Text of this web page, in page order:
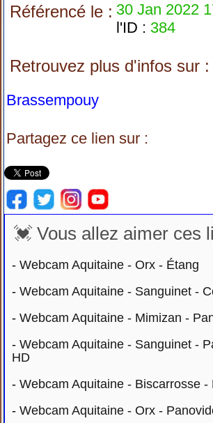
Référencé le : 30 Jan 2022
l'ID : 384
Retrouvez plus d'infos sur :
Brassempouy
Partagez ce lien sur :
💓 Vous allez aimer ces
-Webcam Aquitaine - Orx - Étang
-Webcam Aquitaine - Sanguinet -
-Webcam Aquitaine - Mimizan -
-Webcam Aquitaine - Sanguinet -
HD
-Webcam Aquitaine - Biscarrosse -
-Webcam Aquitaine - Orx -